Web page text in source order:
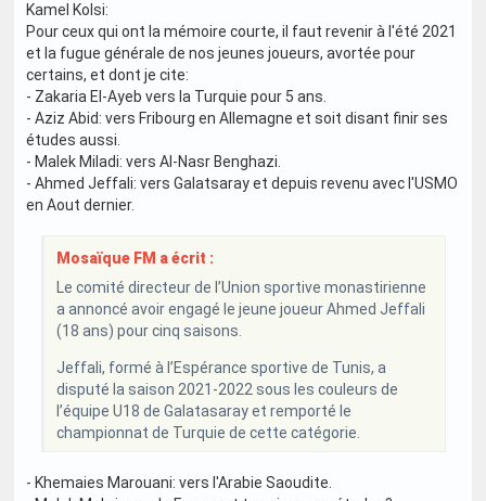
Kamel Kolsi:
Pour ceux qui ont la mémoire courte, il faut revenir à l'été 2021
et la fugue générale de nos jeunes joueurs, avortée pour
certains, et dont je cite:
- Zakaria El-Ayeb vers la Turquie pour 5 ans.
- Aziz Abid: vers Fribourg en Allemagne et soit disant finir ses
études aussi.
- Malek Miladi: vers Al-Nasr Benghazi.
- Ahmed Jeffali: vers Galatsaray et depuis revenu avec l'USMO
en Aout dernier.
Mosaïque FM a écrit :
Le comité directeur de l’Union sportive monastirienne
a annoncé avoir engagé le jeune joueur Ahmed Jeffali
(18 ans) pour cinq saisons.
Jeffali, formé à l’Espérance sportive de Tunis, a
disputé la saison 2021-2022 sous les couleurs de
l’équipe U18 de Galatasaray et remporté le
championnat de Turquie de cette catégorie.
- Khemaies Marouani: vers l'Arabie Saoudite.